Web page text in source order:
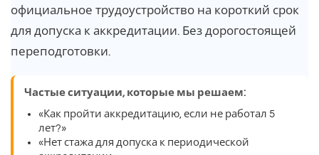
официальное трудоустройство на короткий срок
для допуска к аккредитации. Без дорогостоящей
переподготовки.
Частые ситуации, которые мы решаем:
«Как пройти аккредитацию, если не работал 5
лет?»
«Нет стажа для допуска к периодической